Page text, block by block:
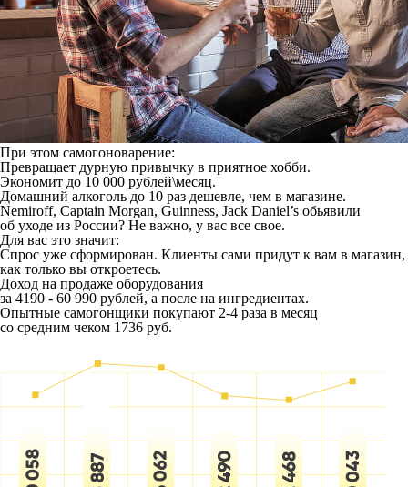
При этом самогоноварение:
Превращает дурную привычку в приятное хобби.
Экономит до 10 000 рублей\месяц.
Домашний алкоголь до 10 раз дешевле, чем в магазине.
Nemiroff, Captain Morgan, Guinness, Jack Daniel’s обьявили
об уходе из России? Не важно, у вас все свое.
Для вас это значит:
Спрос уже сформирован. Клиенты сами придут к вам в магазин,
как только вы откроетесь.
Доход на продаже оборудования
за 4190 - 60 990 рублей, а после на ингредиентах.
Опытные самогонщики покупают 2-4 раза в месяц
со средним чеком 1736 руб.